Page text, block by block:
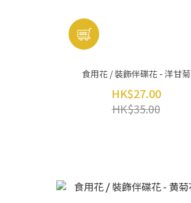
食用花 / 裝飾伴碟花 - 洋甘菊
HK$27.00
HK$35.00